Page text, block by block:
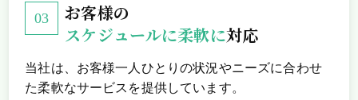
お客様の
スケジュールに柔軟に対応
当社は、お客様一人ひとりの状況やニーズに合わせ
た柔軟なサービスを提供しています。